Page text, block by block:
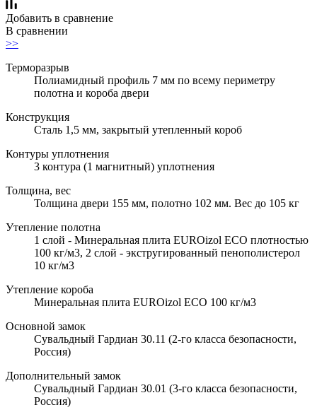
Добавить в сравнение
В сравнении
>>
Терморазрыв
Полиамидный профиль 7 мм по всему периметру
полотна и короба двери
Конструкция
Сталь 1,5 мм, закрытый утепленный короб
Контуры уплотнения
3 контура (1 магнитный) уплотнения
Толщина, вес
Толщина двери 155 мм, полотно 102 мм. Вес до 105 кг
Утепление полотна
1 слой - Минеральная плита EUROizol ECO плотностью
100 кг/м3, 2 слой - экстругированный пенополистерол
10 кг/м3
Утепление короба
Минеральная плита EUROizol ECO 100 кг/м3
Основной замок
Сувальдный Гардиан 30.11 (2-го класса безопасности,
Россия)
Дополнительный замок
Сувальдный Гардиан 30.01 (3-го класса безопасности,
Россия)